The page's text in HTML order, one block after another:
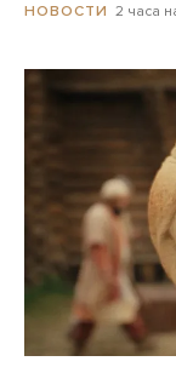
НОВОСТИ 2 часа